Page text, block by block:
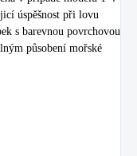
úspěšnost při lovu
s barevnou povrchovou
působení mořské